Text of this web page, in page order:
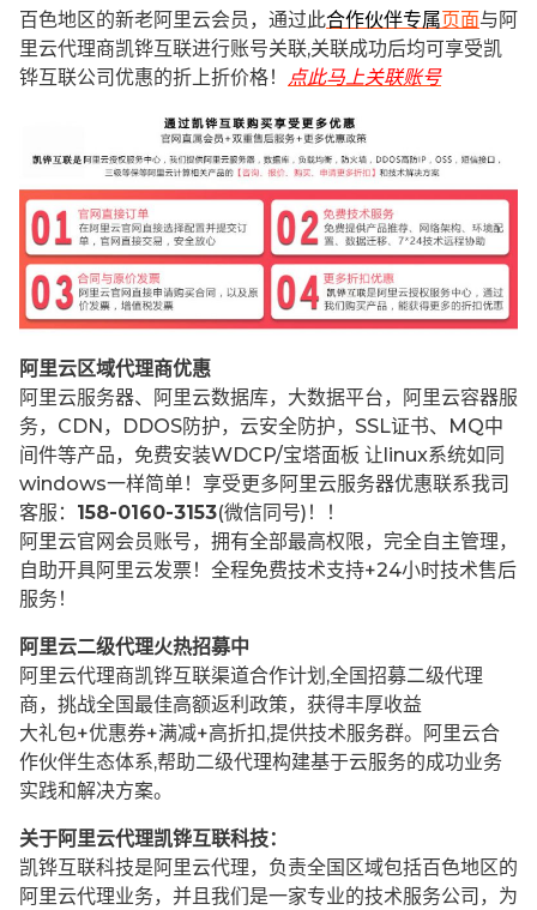
百色地区的新老阿里云会员，通过此合作伙伴专属页面与阿
里云代理商凯铧互联进行账号关联,关联成功后均可享受凯
铧互联公司优惠的折上折价格！
点此马上关联账号
阿里云区域代理商优惠
阿里云服务器、阿里云数据库，大数据平台，阿里云容器服
务，CDN，DDOS防护，云安全防护，SSL证书、MQ中
间件等产品，免费安装WDCP/宝塔面板 让 linux系统如同
windows一样简单！享受更多阿里云服务器优惠联系我司
客服： 158-0160-3153(微信同号)！！
阿里云官网会员账号，拥有全部最高权限，完全自主管理，
自助开具阿里云发票！全程免费技术支持+24小时技术售后
服务！
阿里云二级代理火热招募中
阿里云代理商凯铧互联渠道合作计划,全国招募二级代理
商，挑战全国最佳高额返利政策，获得丰厚收益
大礼包+优惠券+满减+高折扣,提供技术服务群。阿里云合
作伙伴生态体系,帮助二级代理构建基于云服务的成功业务
实践和解决方案。
关于阿里云代理凯铧互联科技：
凯铧互联科技是阿里云代理，负责全国区域包括百色地区的
阿里云代理业务，并且我们是一家专业的技术服务公司，为